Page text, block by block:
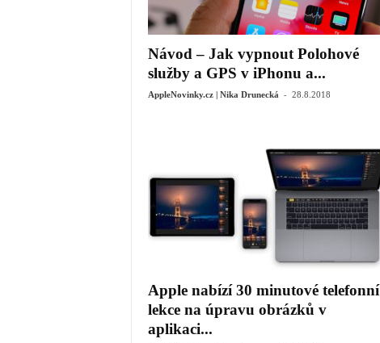
Návod – Jak vypnout Polohové
služby a GPS v iPhonu a...
AppleNovinky.cz | Nika Drunecká - 28.8.2018
Apple nabízí 30 minutové telefonní
lekce na úpravu obrázků v
aplikaci...